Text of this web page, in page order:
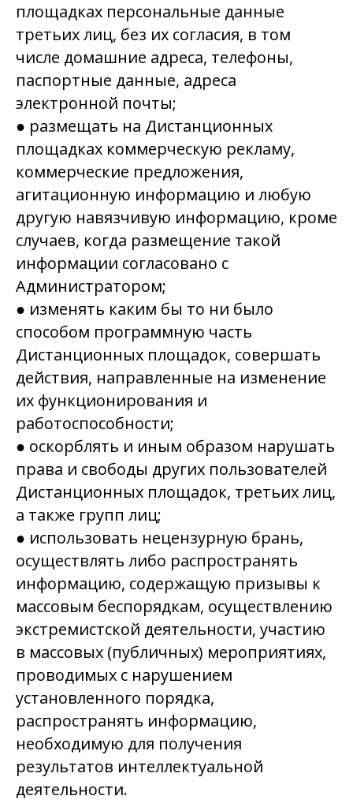
площадках персональные данные
третьих лиц, без их согласия, в том
числе домашние адреса, телефоны,
паспортные данные, адреса
электронной почты;
● размещать на Дистанционных
площадках коммерческую рекламу,
коммерческие предложения,
агитационную информацию и любую
другую навязчивую информацию, кроме
случаев, когда размещение такой
информации согласовано с
Администратором;
● изменять каким бы то ни было
способом программную часть
Дистанционных площадок, совершать
действия, направленные на изменение
их функционирования и
работоспособности;
● оскорблять и иным образом нарушать
права и свободы других пользователей
Дистанционных площадок, третьих лиц,
а также групп лиц;
● использовать нецензурную брань,
осуществлять либо распространять
информацию, содержащую призывы к
массовым беспорядкам, осуществлению
экстремистской деятельности, участию
в массовых (публичных) мероприятиях,
проводимых с нарушением
установленного порядка,
распространять информацию,
необходимую для получения
результатов интеллектуальной
деятельности.